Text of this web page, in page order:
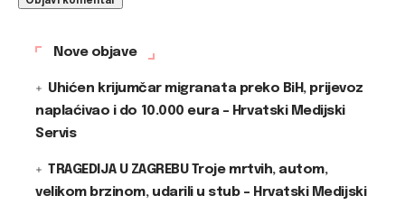
Nove objave
Uhićen krijumčar migranata preko BiH, prijevoz
naplaćivao i do 10.000 eura – Hrvatski Medijski
Servis
TRAGEDIJA U ZAGREBU Troje mrtvih, autom,
velikom brzinom, udarili u stub – Hrvatski Medijski